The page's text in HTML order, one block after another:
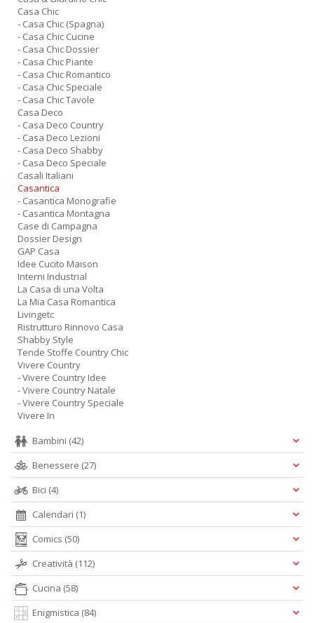
Casa Chic
- Casa Chic (Spagna)
- Casa Chic Cucine
- Casa Chic Dossier
- Casa Chic Piante
- Casa Chic Romantico
- Casa Chic Speciale
- Casa Chic Tavole
Casa Deco
- Casa Deco Country
- Casa Deco Lezioni
- Casa Deco Shabby
- Casa Deco Speciale
Casali Italiani
Casantica
- Casantica Monografie
- Casantica Montagna
Case di Campagna
Dossier Design
GAP Casa
Idee Cucito Maison
Interni Industrial
La Casa di una Volta
La Mia Casa Romantica
Livingetc
Ristrutturo Rinnovo Casa
Shabby Style
Tende Stoffe Country Chic
Vivere Country
- Vivere Country Idee
- Vivere Country Natale
- Vivere Country Speciale
Vivere In
Bambini (42)
Benessere (27)
Bici (4)
Calendari (1)
Comics (50)
Creatività (112)
Cucina (58)
Enigmistica (84)